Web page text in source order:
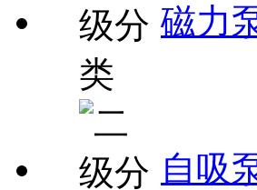
磁力
自吸